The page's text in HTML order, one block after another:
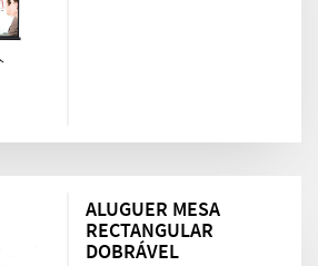
ALUGUER MESA
RECTANGULAR
DOBRÁVEL